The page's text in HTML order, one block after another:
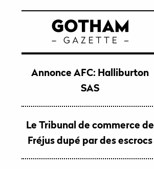
Annonce AFC: Halliburton
SAS
Le Tribunal de commerce de
Fréjus dupé par des escrocs